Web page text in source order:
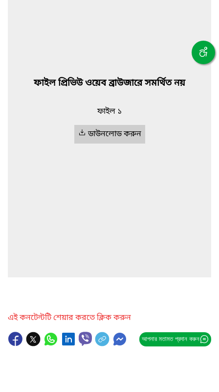
ফাইল প্রিভিউ ওয়েব ব্রাউজারে সমর্থিত নয়
ফাইল ১
ডাউনলোড করুন
এই কনটেন্টটি শেয়ার করতে ক্লিক করুন
আপনার মতামত প্রদান করুন